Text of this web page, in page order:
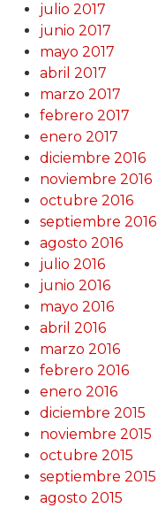
julio 2017
junio 2017
mayo 2017
abril 2017
marzo 2017
febrero 2017
enero 2017
diciembre 2016
noviembre 2016
octubre 2016
septiembre 2016
agosto 2016
julio 2016
junio 2016
mayo 2016
abril 2016
marzo 2016
febrero 2016
enero 2016
diciembre 2015
noviembre 2015
octubre 2015
septiembre 2015
agosto 2015